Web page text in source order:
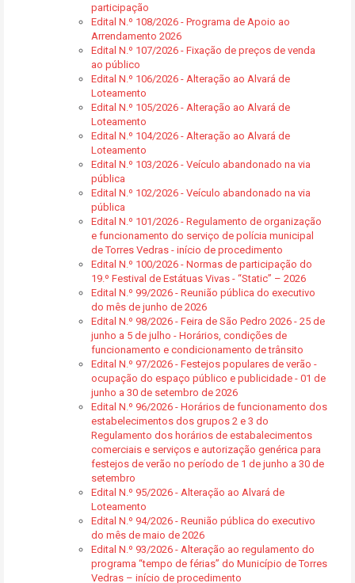
participação
Edital N.º 108/2026 - Programa de Apoio ao
Arrendamento 2026
Edital N.º 107/2026 - Fixação de preços de venda
ao público
Edital N.º 106/2026 - Alteração ao Alvará de
Loteamento
Edital N.º 105/2026 - Alteração ao Alvará de
Loteamento
Edital N.º 104/2026 - Alteração ao Alvará de
Loteamento
Edital N.º 103/2026 - Veículo abandonado na via
pública
Edital N.º 102/2026 - Veículo abandonado na via
pública
Edital N.º 101/2026 - Regulamento de organização
e funcionamento do serviço de polícia municipal
de Torres Vedras - início de procedimento
Edital N.º 100/2026 - Normas de participação do
19.º Festival de Estátuas Vivas - “Static” – 2026
Edital N.º 99/2026 - Reunião pública do executivo
do mês de junho de 2026
Edital N.º 98/2026 - Feira de São Pedro 2026 - 25 de
junho a 5 de julho - Horários, condições de
funcionamento e condicionamento de trânsito
Edital N.º 97/2026 - Festejos populares de verão -
ocupação do espaço público e publicidade - 01 de
junho a 30 de setembro de 2026
Edital N.º 96/2026 - Horários de funcionamento dos
estabelecimentos dos grupos 2 e 3 do
Regulamento dos horários de estabalecimentos
comerciais e serviços e autorização genérica para
festejos de verão no período de 1 de junho a 30 de
setembro
Edital N.º 95/2026 - Alteração ao Alvará de
Loteamento
Edital N.º 94/2026 - Reunião pública do executivo
do mês de maio de 2026
Edital N.º 93/2026 - Alteração ao regulamento do
programa “tempo de férias” do Município de Torres
Vedras – início de procedimento